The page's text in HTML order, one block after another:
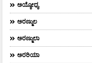
ಅಯ್ಯೋಧ್ಯ
ಅರಣ್ಮುಲ
ಅರಣ್ಮುಲಾ
ಅರರಿಯಾ